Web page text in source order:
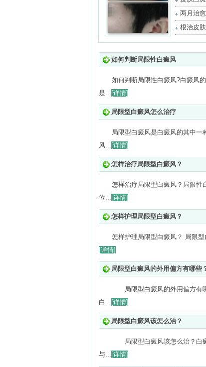
很两月治
重根治皮
如何判断局限性白癜风
如何判断局限性白癜风?白癜风
是... [详情]
局限型白癜风怎么治疗
局限型白癜风是白癜风的其中
风... [详情]
怎样治疗局限型白癜风？
怎样治疗局限型白癜风？局限性
位... [详情]
怎样护理局限型白癜风？
怎样护理局限型白癜风？ 局限
[详情]
局限型白癜风的外用偏方有哪些
局限型白癜风的外用偏方有哪
白... [详情]
局限型白癜风该怎么治？
局限型白癜风该怎么治？白癜
与... [详情]